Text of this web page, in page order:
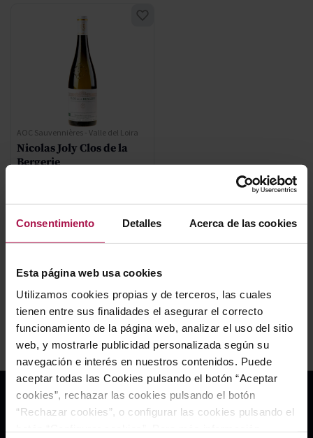
Consentimiento Detalles Acerca de las cookies
Esta página web usa cookies
Utilizamos cookies propias y de terceros, las cuales
tienen entre sus finalidades el asegurar el correcto
funcionamiento de la página web, analizar el uso del sitio
web, y mostrarle publicidad personalizada según su
navegación e interés en nuestros contenidos. Puede
aceptar todas las Cookies pulsando el botón “Aceptar
cookies”, rechazar las cookies pulsando el botón
“Rechazar cookies”, o configurar las cookies pulsando el
AOC Sauvennières - Valle del Loira
Nicolas Joly Clos de la
Bergerie
98,80 €